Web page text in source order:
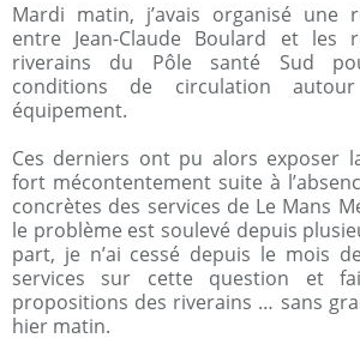
Mardi matin, j’avais organisé une
entre Jean-Claude Boulard et les
riverains du Pôle santé Sud
conditions de circulation
équipement.
Ces derniers ont pu alors exposer
fort mécontentement suite à
concrètes des services de Le Mans
le problème est soulevé depuis
part, je n’ai cessé depuis le mois
services sur cette question et
propositions des riverains … sans
hier matin.